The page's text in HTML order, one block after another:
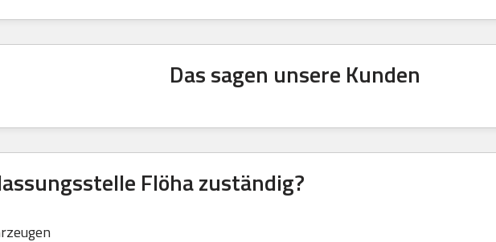
Das sagen unsere Kunden
Flöha zuständig?